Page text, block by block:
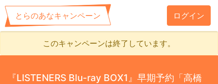
とらのあなキャンペーン ログイン
このキャンペーンは終了しています。
『LISTENERS Blu-ray BOX1』早期予約「高橋